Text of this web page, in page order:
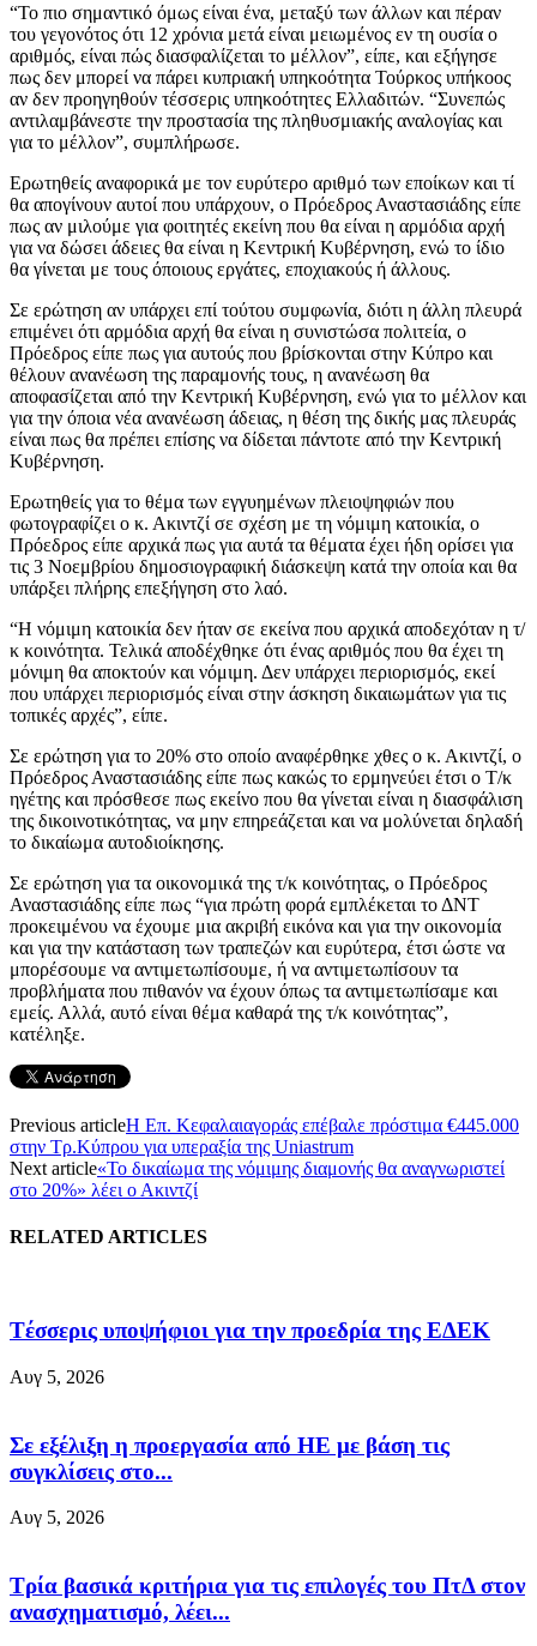
“Το πιο σημαντικό όμως είναι ένα, μεταξύ των άλλων και πέραν
του γεγονότος ότι 12 χρόνια μετά είναι μειωμένος εν τη ουσία ο
αριθμός, είναι πώς διασφαλίζεται το μέλλον”, είπε, και εξήγησε
πως δεν μπορεί να πάρει κυπριακή υπηκοότητα Τούρκος υπήκοος
αν δεν προηγηθούν τέσσερις υπηκοότητες Ελλαδιτών. “Συνεπώς
αντιλαμβάνεστε την προστασία της πληθυσμιακής αναλογίας και
για το μέλλον”, συμπλήρωσε.
Ερωτηθείς αναφορικά με τον ευρύτερο αριθμό των εποίκων και τί
θα απογίνουν αυτοί που υπάρχουν, ο Πρόεδρος Αναστασιάδης είπε
πως αν μιλούμε για φοιτητές εκείνη που θα είναι η αρμόδια αρχή
για να δώσει άδειες θα είναι η Κεντρική Κυβέρνηση, ενώ το ίδιο
θα γίνεται με τους όποιους εργάτες, εποχιακούς ή άλλους.
Σε ερώτηση αν υπάρχει επί τούτου συμφωνία, διότι η άλλη πλευρά
επιμένει ότι αρμόδια αρχή θα είναι η συνιστώσα πολιτεία, ο
Πρόεδρος είπε πως για αυτούς που βρίσκονται στην Κύπρο και
θέλουν ανανέωση της παραμονής τους, η ανανέωση θα
αποφασίζεται από την Κεντρική Κυβέρνηση, ενώ για το μέλλον και
για την όποια νέα ανανέωση άδειας, η θέση της δικής μας πλευράς
είναι πως θα πρέπει επίσης να δίδεται πάντοτε από την Κεντρική
Κυβέρνηση.
Ερωτηθείς για το θέμα των εγγυημένων πλειοψηφιών που
φωτογραφίζει ο κ. Ακιντζί σε σχέση με τη νόμιμη κατοικία, ο
Πρόεδρος είπε αρχικά πως για αυτά τα θέματα έχει ήδη ορίσει για
τις 3 Νοεμβρίου δημοσιογραφική διάσκεψη κατά την οποία και θα
υπάρξει πλήρης επεξήγηση στο λαό.
“Η νόμιμη κατοικία δεν ήταν σε εκείνα που αρχικά αποδεχόταν η τ/
κ κοινότητα. Τελικά αποδέχθηκε ότι ένας αριθμός που θα έχει τη
μόνιμη θα αποκτούν και νόμιμη. Δεν υπάρχει περιορισμός, εκεί
που υπάρχει περιορισμός είναι στην άσκηση δικαιωμάτων για τις
τοπικές αρχές”, είπε.
Σε ερώτηση για το 20% στο οποίο αναφέρθηκε χθες ο κ. Ακιντζί, ο
Πρόεδρος Αναστασιάδης είπε πως κακώς το ερμηνεύει έτσι ο Τ/κ
ηγέτης και πρόσθεσε πως εκείνο που θα γίνεται είναι η διασφάλιση
της δικοινοτικότητας, να μην επηρεάζεται και να μολύνεται δηλαδή
το δικαίωμα αυτοδιοίκησης.
Σε ερώτηση για τα οικονομικά της τ/κ κοινότητας, ο Πρόεδρος
Αναστασιάδης είπε πως “για πρώτη φορά εμπλέκεται το ΔΝΤ
προκειμένου να έχουμε μια ακριβή εικόνα και για την οικονομία
και για την κατάσταση των τραπεζών και ευρύτερα, έτσι ώστε να
μπορέσουμε να αντιμετωπίσουμε, ή να αντιμετωπίσουν τα
προβλήματα που πιθανόν να έχουν όπως τα αντιμετωπίσαμε και
εμείς. Αλλά, αυτό είναι θέμα καθαρά της τ/κ κοινότητας”,
κατέληξε.
Previous articleΗ Επ. Κεφαλαιαγοράς επέβαλε πρόστιμα €445.000
στην Τρ.Κύπρου για υπεραξία της Uniastrum
Next article«Το δικαίωμα της νόμιμης διαμονής θα αναγνωριστεί
στο 20%» λέει ο Ακιντζί
RELATED ARTICLES
Tέσσερις υποψήφιοι για την προεδρία της ΕΔΕΚ
Αυγ 5, 2026
Σε εξέλιξη η προεργασία από ΗΕ με βάση τις
συγκλίσεις στο...
Αυγ 5, 2026
Τρία βασικά κριτήρια για τις επιλογές του ΠτΔ στον
ανασχηματισμό, λέει...